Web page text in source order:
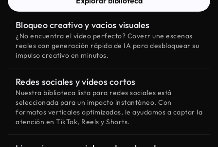
Bloqueo creativo y vacíos visuales
¿No encuentra el vídeo perfecto? Coverr une escenas
reales con generación rápida de IA para desbloquear su
impulso creativo en minutos.
Redes sociales y vídeos cortos
Nuestra biblioteca lista para redes sociales está
seleccionada para un impacto instantáneo. Con
formatos verticales optimizados, le ayudamos a captar la
atención en TikTok, Reels y Shorts.